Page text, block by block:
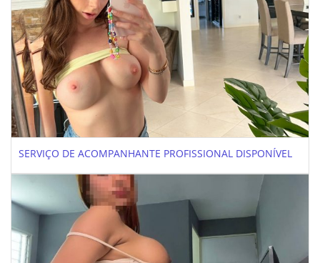
SERVIÇO DE ACOMPANHANTE PROFISSIONAL DISPONÍVEL